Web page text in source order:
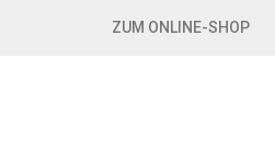
ZUM ONLINE-SHOP